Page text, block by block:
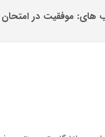
های: موفقیت در امتحان